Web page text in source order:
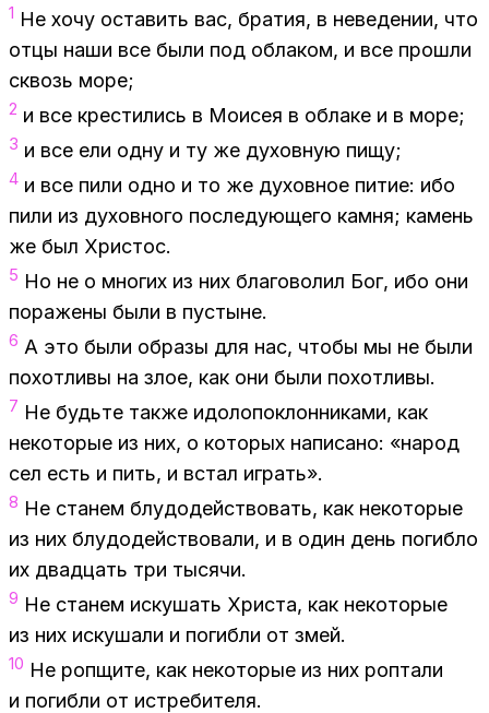
1 Не хочу оста­вить вас, бра­тия, в неве­де­нии, что
отцы наши все были под об­ла­ком, и все про­шли
сквозь море;
2 и все кре­сти­лись в Мо­и­сея в об­ла­ке и в море;
3 и все ели одну и ту же ду­хов­ную пищу;
4 и все пили одно и то же ду­хов­ное пи­тие: ибо
пили из ду­хов­но­го по­сле­ду­ю­ще­го кам­ня; ка­мень
же был Хри­стос.
5 Но не о мно­гих из них бла­го­во­лил Бог, ибо они
по­ра­же­ны были в пу­стыне.
6 А это были об­ра­зы для нас, что­бы мы не были
по­хот­ли­вы на злое, как они были по­хот­ли­вы.
7 Не будь­те так­же идо­ло­по­клон­ни­ка­ми, как
неко­то­рые из них, о ко­то­рых на­пи­са­но: «на­род
сел есть и пить, и встал иг­рать».
8 Не ста­нем блу­до­дей­ство­вать, как неко­то­рые
из них блу­до­дей­ство­ва­ли, и в один день по­гиб­ло
их два­дцать три ты­ся­чи.
9 Не ста­нем ис­ку­шать Хри­ста, как неко­то­рые
из них ис­ку­ша­ли и по­гиб­ли от змей.
10 Не роп­щи­те, как неко­то­рые из них роп­та­ли
и по­гиб­ли от ис­тре­би­те­ля.